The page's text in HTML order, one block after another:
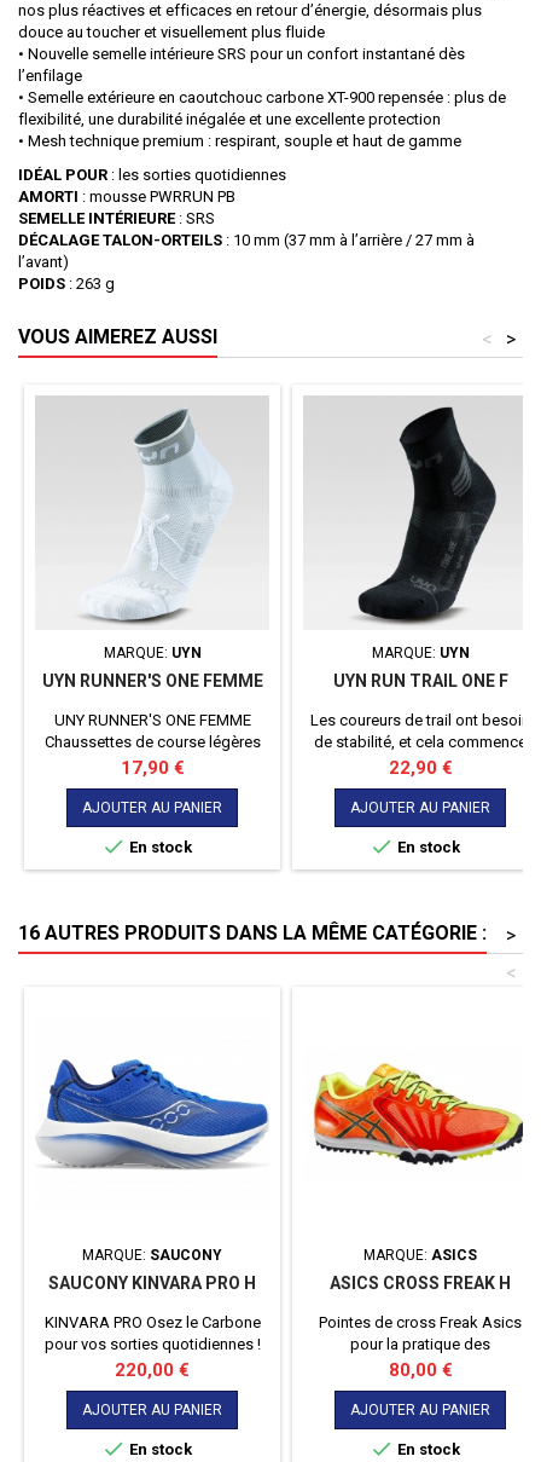
nos plus réactives et efficaces en retour d’énergie, désormais plus
douce au toucher et visuellement plus fluide
• Nouvelle semelle intérieure SRS pour un confort instantané dès
l’enfilage
• Semelle extérieure en caoutchouc carbone XT-900 repensée : plus de
flexibilité, une durabilité inégalée et une excellente protection
• Mesh technique premium : respirant, souple et haut de gamme
IDÉAL POUR : les sorties quotidiennes
AMORTI : mousse PWRRUN PB
SEMELLE INTÉRIEURE: SRS
DÉCALAGE TALON-ORTEILS : 10 mm (37 mm à l’arrière / 27 mm à
l’avant)
POIDS : 263 g
VOUS AIMEREZ AUSSI >
<
MARQUE: UYN
UYN RUNNER'S ONE FEMME
UNY RUNNER'S ONE FEMME
Chaussettes de course légères
dotées de la technologie
ZEROCUFF pour des
performances maximales en
course à pied
Prix
17,90 €
AJOUTER AU PANIER
 En stock
MARQUE: UYN
UYN RUN TRAIL ONE F
Les coureurs de trail ont besoin
de stabilité, et cela commence
par les pieds. Les chaussettes de
course Trail ONE d'UYN® ont été
conçues dans cette optique. Leur
structure, qui comprend une
compression sélective, soutient
et protège le pied, en particulier
matériau Natex, une fibre 100 %...
Prix
22,90 €
AJOUTER AU PANIER
 En stock
16 AUTRES PRODUITS DANS LA MÊME CATÉGORIE :
>
<
MARQUE: SAUCONY
SAUCONY KINVARA PRO H
KINVARA PRO Osez le Carbone
pour vos sorties quotidiennes !
Prix
220,00 €
AJOUTER AU PANIER
 En stock
MARQUE: ASICS
ASICS CROSS FREAK H
Pointes de cross Freak Asics
pour la pratique des
compétitions de Cross. Maintien
médio-pied pour une bonne
stabilité. Bon amorti et bonne
résistance sur le terrain.
Prix
80,00 €
AJOUTER AU PANIER
 En stock